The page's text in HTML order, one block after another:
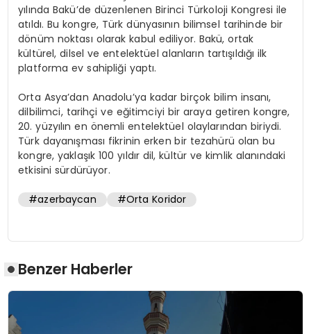
yılında Bakü’de düzenlenen Birinci Türkoloji Kongresi ile
atıldı. Bu kongre, Türk dünyasının bilimsel tarihinde bir
dönüm noktası olarak kabul ediliyor. Bakü, ortak
kültürel, dilsel ve entelektüel alanların tartışıldığı ilk
platforma ev sahipliği yaptı.
Orta Asya’dan Anadolu’ya kadar birçok bilim insanı,
dilbilimci, tarihçi ve eğitimciyi bir araya getiren kongre,
20. yüzyılın en önemli entelektüel olaylarından biriydi.
Türk dayanışması fikrinin erken bir tezahürü olan bu
kongre, yaklaşık 100 yıldır dil, kültür ve kimlik alanındaki
etkisini sürdürüyor.
#azerbaycan #Orta Koridor
Benzer Haberler